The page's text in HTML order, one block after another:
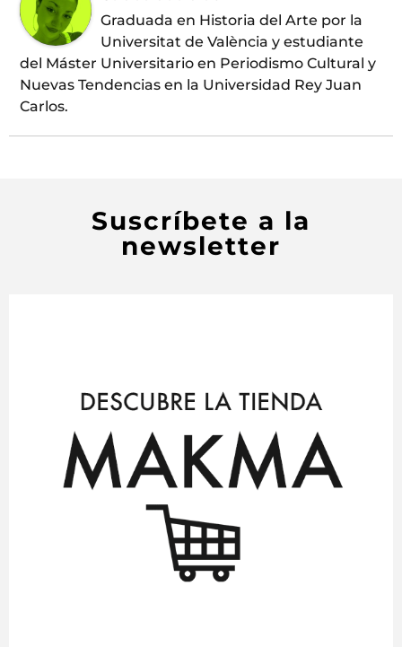
Graduada en Historia del Arte por la
Universitat de València y estudiante
del Máster Universitario en Periodismo Cultural y
Nuevas Tendencias en la Universidad Rey Juan
Carlos.
Suscríbete a la
newsletter